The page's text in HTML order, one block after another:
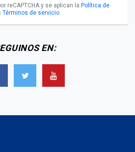
reCAPTCHA y se aplican la Política de
Términos de servicio.
EN: